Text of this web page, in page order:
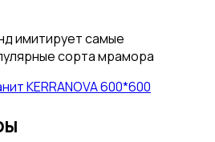
имитирует самые
сорта мрамора
KERRANOVA 600*600